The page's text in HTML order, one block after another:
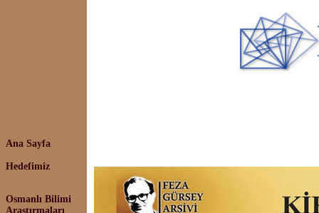
Ana Sayfa
Hedefimiz
Osmanlı Bilimi
Araştırmaları